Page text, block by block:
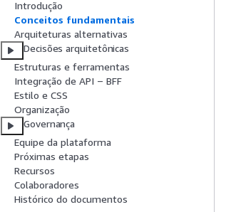
Introdução
Conceitos fundamentais
Arquiteturas alternativas
Decisões arquitetônicas
Estruturas e ferramentas
Integração de API ‒ BFF
Estilo e CSS
Organização
Governança
Equipe da plataforma
Próximas etapas
Recursos
Colaboradores
Histórico do documentos